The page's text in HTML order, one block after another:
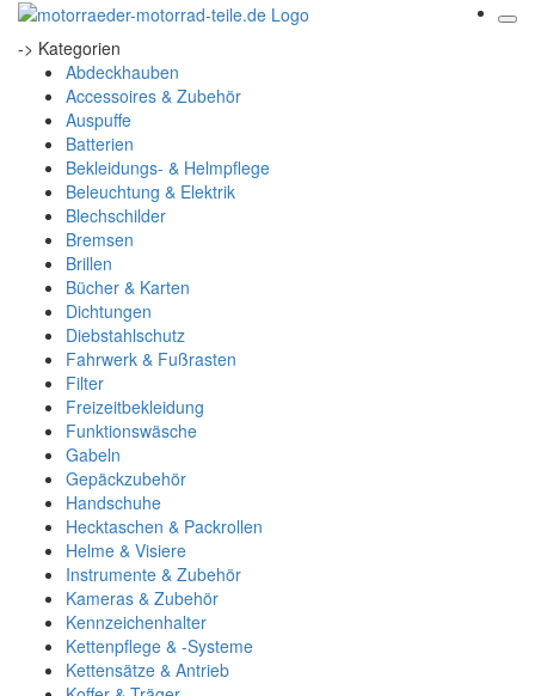
-> Kategorien
Abdeckhauben
Accessoires & Zubehör
Auspuffe
Batterien
Bekleidungs- & Helmpflege
Beleuchtung & Elektrik
Blechschilder
Bremsen
Brillen
Bücher & Karten
Dichtungen
Diebstahlschutz
Fahrwerk & Fußrasten
Filter
Freizeitbekleidung
Funktionswäsche
Gabeln
Gepäckzubehör
Handschuhe
Hecktaschen & Packrollen
Helme & Visiere
Instrumente & Zubehör
Kameras & Zubehör
Kennzeichenhalter
Kettenpflege & -Systeme
Kettensätze & Antrieb